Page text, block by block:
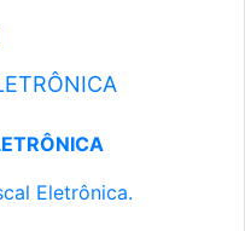
Eletrônica.